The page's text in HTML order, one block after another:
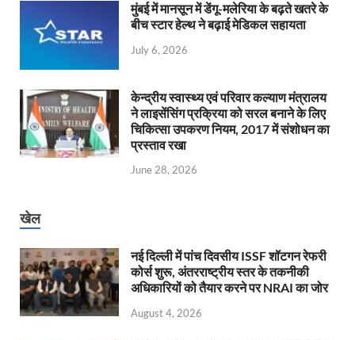
मुंबई में मानसून में डेंगू-मलेरिया के बढ़ते खतरे के
बीच स्टार हेल्थ ने बढ़ाई मेडिकल सहायता
July 6, 2026
केन्‍द्रीय स्वास्थ्य एवं परिवार कल्याण मंत्रालय
ने लाइसेंसिंग प्रक्रिया को सरल बनाने के लिए
चिकित्सा उपकरण नियम, 2017 में संशोधन का
प्रस्ताव रखा
June 28, 2026
खेल
नई दिल्ली में पांच दिवसीय ISSF शॉटगन रेफरी
कोर्स शुरू, अंतरराष्ट्रीय स्तर के तकनीकी
अधिकारियों को तैयार करने पर NRAI का जोर
August 4, 2026